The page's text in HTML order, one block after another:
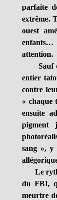
parfaite
extrême.
ouest
enfants…
attention.
Sauf
entier
contre
« chaque
ensuite
pigment
sang », y
Le
du FBI,
meurtre